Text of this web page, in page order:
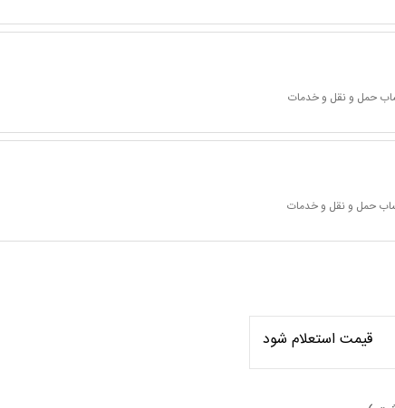
حمل و نقل و خدمات
حمل و نقل و خدمات
قیمت استعلام شود